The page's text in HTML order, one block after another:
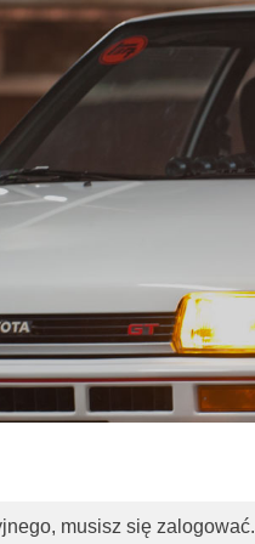
musisz się zalogować.